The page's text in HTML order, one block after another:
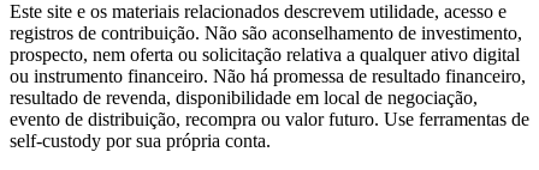
Este site e os materiais relacionados descrevem utilidade, acesso e
registros de contribuição. Não são aconselhamento de investimento,
prospecto, nem oferta ou solicitação relativa a qualquer ativo digital
ou instrumento financeiro. Não há promessa de resultado financeiro,
resultado de revenda, disponibilidade em local de negociação,
evento de distribuição, recompra ou valor futuro. Use ferramentas de
self-custody por sua própria conta.